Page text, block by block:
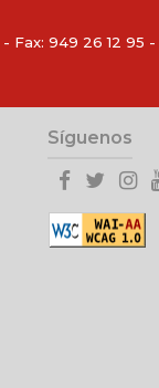
- Fax: 949 26 12 95 -
Síguenos